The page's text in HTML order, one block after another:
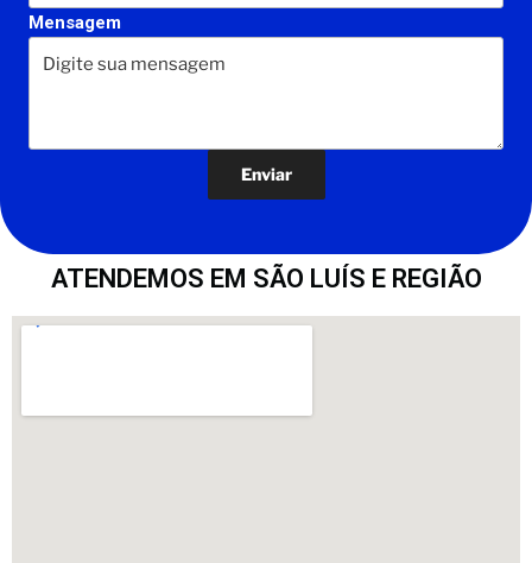
Mensagem
ATENDEMOS EM SÃO LUÍS E REGIÃO